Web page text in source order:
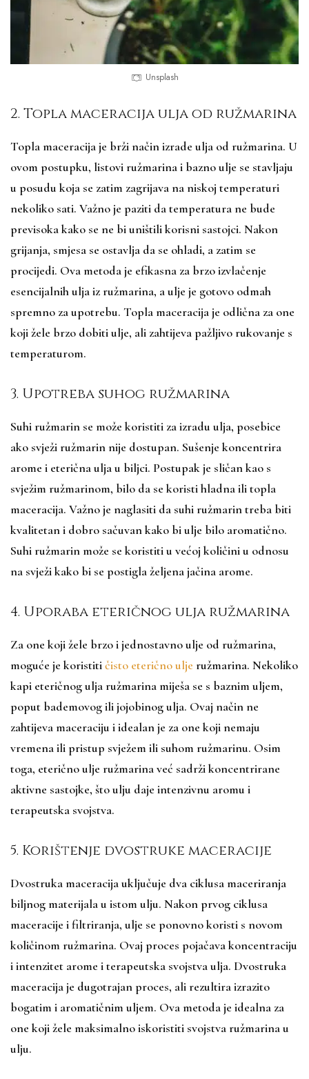
Unsplash
2. Topla maceracija ulja od ružmarina
Topla maceracija je brži način izrade ulja od ružmarina. U
ovom postupku, listovi ružmarina i bazno ulje se stavljaju
u posudu koja se zatim zagrijava na niskoj temperaturi
nekoliko sati. Važno je paziti da temperatura ne bude
previsoka kako se ne bi uništili korisni sastojci. Nakon
grijanja, smjesa se ostavlja da se ohladi, a zatim se
procijedi. Ova metoda je efikasna za brzo izvlačenje
esencijalnih ulja iz ružmarina, a ulje je gotovo odmah
spremno za upotrebu. Topla maceracija je odlična za one
koji žele brzo dobiti ulje, ali zahtijeva pažljivo rukovanje s
temperaturom.
3. Upotreba suhog ružmarina
Suhi ružmarin se može koristiti za izradu ulja, posebice
ako svježi ružmarin nije dostupan. Sušenje koncentrira
arome i eterična ulja u biljci. Postupak je sličan kao s
svježim ružmarinom, bilo da se koristi hladna ili topla
maceracija. Važno je naglasiti da suhi ružmarin treba biti
kvalitetan i dobro sačuvan kako bi ulje bilo aromatično.
Suhi ružmarin može se koristiti u većoj količini u odnosu
na svježi kako bi se postigla željena jačina arome.
4. Uporaba eteričnog ulja ružmarina
Za one koji žele brzo i jednostavno ulje od ružmarina,
moguće je koristitičisto eterično ulje ružmarina. Nekoliko
kapi eteričnog ulja ružmarina miješa se s baznim uljem,
poput bademovog ili jojobinog ulja. Ovaj način ne
zahtijeva maceraciju i idealan je za one koji nemaju
vremena ili pristup svježem ili suhom ružmarinu. Osim
toga, eterično ulje ružmarina već sadrži koncentrirane
aktivne sastojke, što ulju daje intenzivnu aromu i
terapeutska svojstva.
5. Korištenje dvostruke maceracije
Dvostruka maceracija uključuje dva ciklusa maceriranja
biljnog materijala u istom ulju. Nakon prvog ciklusa
maceracije i filtriranja, ulje se ponovno koristi s novom
količinom ružmarina. Ovaj proces pojačava koncentraciju
i intenzitet arome i terapeutska svojstva ulja. Dvostruka
maceracija je dugotrajan proces, ali rezultira izrazito
bogatim i aromatičnim uljem. Ova metoda je idealna za
one koji žele maksimalno iskoristiti svojstva ružmarina u
ulju.